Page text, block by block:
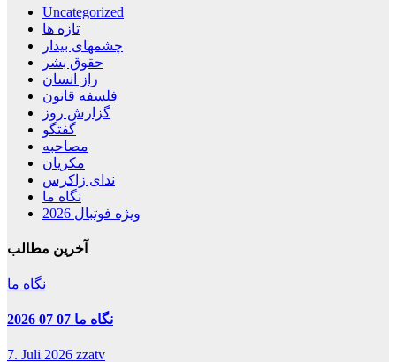
Uncategorized
تازه ها
چشمهای بیدار
حقوق بشر
راز انسان
فلسفه قانون
گزارش روز
گفتگو
مصاحبه
مکریان
ندای زاکرس
نگاه ما
ویژه فوتبال 2026
آخرین مطالب
نگاه ما
نگاه ما 07 07 2026
7. Juli 2026 zzatv